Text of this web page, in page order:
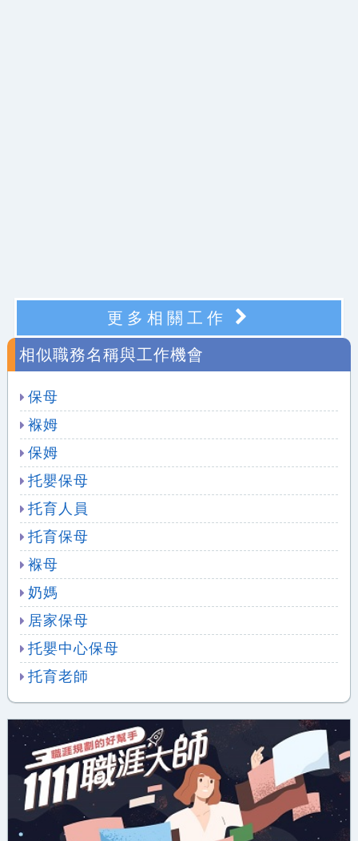
更多相關工作
相似職務名稱與工作機會
保母
褓姆
保姆
托嬰保母
托育人員
托育保母
褓母
奶媽
居家保母
托嬰中心保母
托育老師